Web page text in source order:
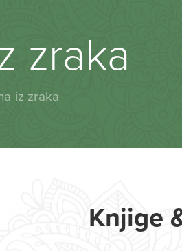
zraka
iz zraka
Knjige